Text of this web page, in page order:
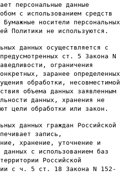
персональные данные
с использованием средств
носители персональных
Политики не используются.
данных осуществляется с
ст. 5 Закона N
ограничения
заранее определенных
обработки, несовместимой
объема данных заявленным
данных, хранения не
цели обработки или закон.
данных граждан Российской
запись,
хранение, уточнение и
данных с использованием баз
Российской
с ч. 5 ст. 18 Закона N 152-